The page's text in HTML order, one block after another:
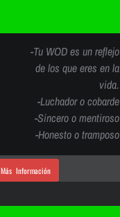
-Tu WOD es un reflejo
de los que eres en la
vida.
-Luchador o cobarde
-Sincero o mentiroso
-Honesto o tramposo
Más Información